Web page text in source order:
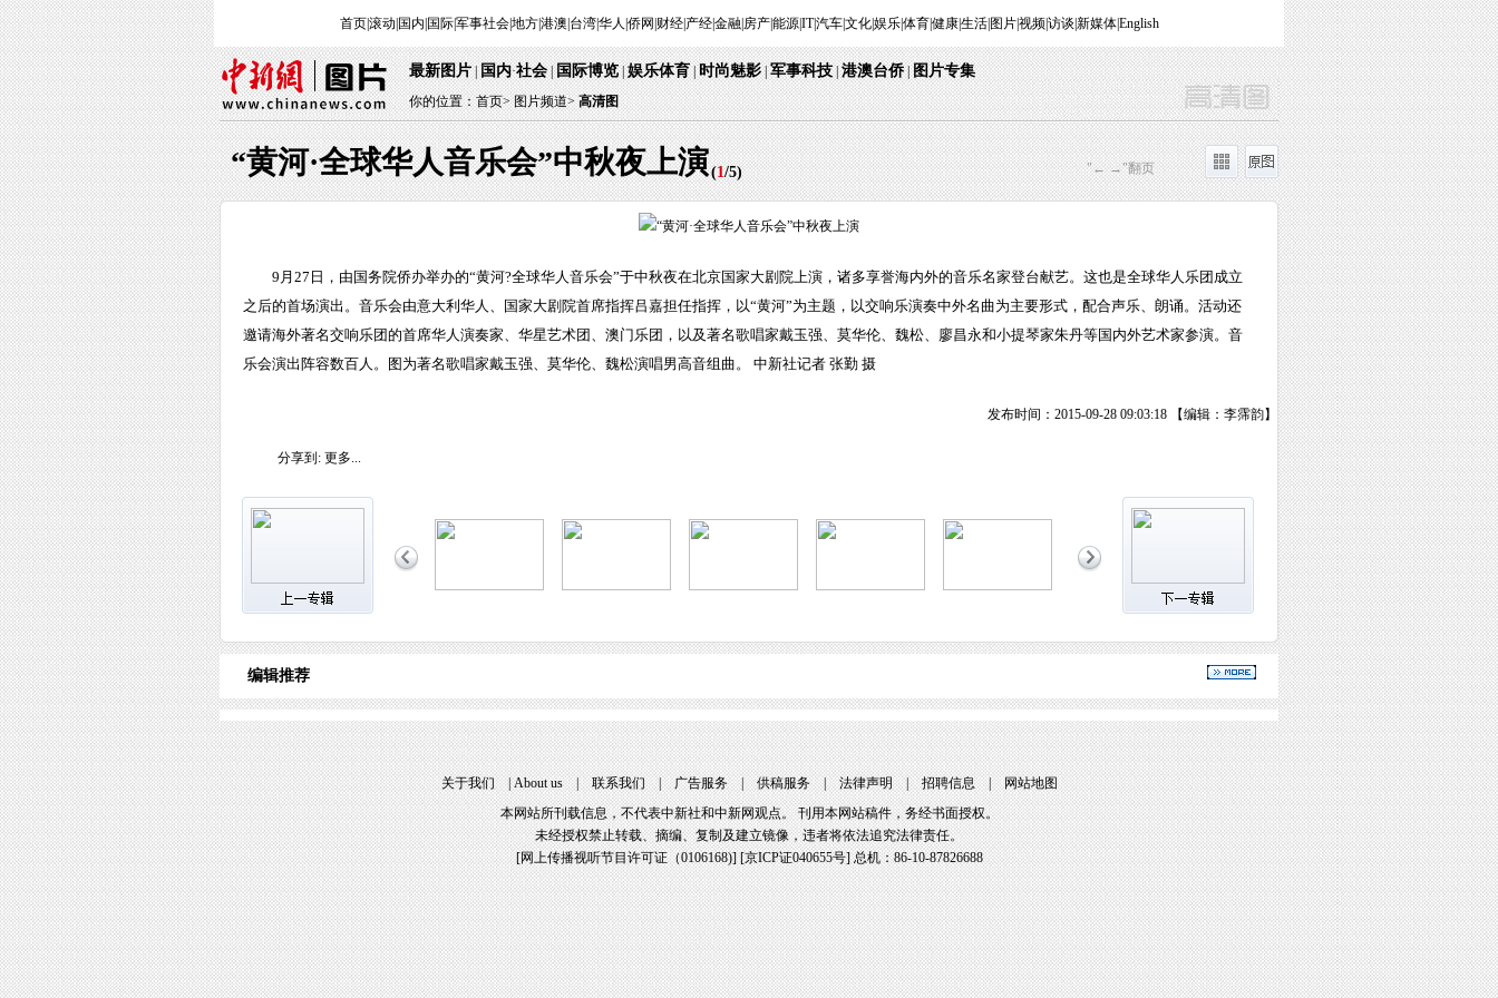
首页|滚动 国内 国际|军事社会|地方|港澳 台湾|华人 侨网 财经| 产经|金融| 房产|能源|IT|汽车|文化|娱乐|体育|健康|生活| 图片|视频|访谈 新媒体|English
最新图片|国内·社会|国际博览|娱乐体育|时尚魅影|军事科技|港澳台侨|图片专集
你的位置：首页>图片频道> 高清图
“黄河·全球华人音乐会”中秋夜上演(1/5) "← →"翻页
9月27日，由国务院侨办举办的“黄河?全球华人音乐会”于中秋夜在北京国家大剧院上演，诸多享誉海内外的音乐名家登台献艺。这也是全球华人乐团成立
之后的首场演出。音乐会由意大利华人、国家大剧院首席指挥吕嘉担任指挥，以“黄河”为主题，以交响乐演奏中外名曲为主要形式，配合声乐、朗诵。活动还
邀请海外著名交响乐团的首席华人演奏家、华星艺术团、澳门乐团，以及著名歌唱家戴玉强、莫华伦、魏松、廖昌永和小提琴家朱丹等国内外艺术家参演。音
乐会演出阵容数百人。图为著名歌唱家戴玉强、莫华伦、魏松演唱男高音组曲。 中新社记者 张勤 摄
发布时间：2015-09-28 09:03:18 【编辑：李霈韵】
分享到: 更多...
编辑推荐
关于我们|About us|联系我们|广告服务|供稿服务|法律声明|招聘信息|网站地图
本网站所刊载信息，不代表中新社和中新网观点。 刊用本网站稿件，务经书面授权。
未经授权禁止转载、摘编、复制及建立镜像，违者将依法追究法律责任。
[网上传播视听节目许可证（0106168)] [京ICP证040655号] 总机：86-10-87826688